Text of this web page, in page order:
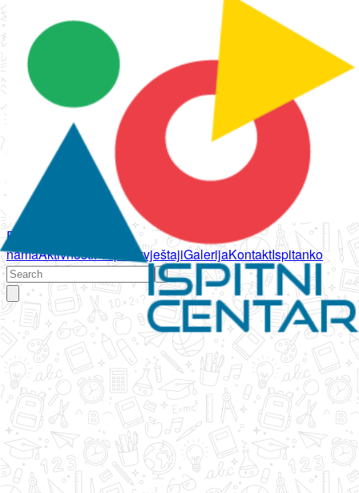
Početna
namaAktivnostiPropisi IzvještajiGalerijaKontaktIspitanko